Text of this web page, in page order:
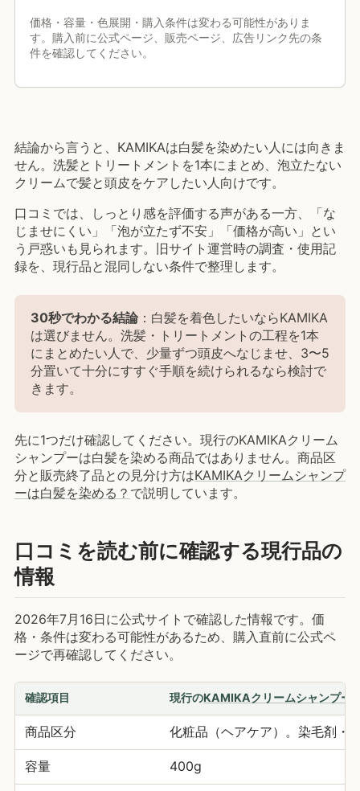
価格・容量・色展開・購入条件は変わる可能性がありま
す。購入前に公式ページ、販売ページ、広告リンク先の条
件を確認してください。
結論から言うと、KAMIKAは白髪を染めたい人には向きま
せん。洗髪とトリートメントを1本にまとめ、泡立たない
クリームで髪と頭皮をケアしたい人向けです。
口コミでは、しっとり感を評価する声がある一方、「な
じませにくい」「泡が立たず不安」「価格が高い」とい
う戸惑いも見られます。旧サイト運営時の調査・使用記
録を、現行品と混同しない条件で整理します。
30秒でわかる結論：白髪を着色したいならKAMIKA
は選びません。洗髪・トリートメントの工程を1本
にまとめたい人で、少量ずつ頭皮へなじませ、3〜5
分置いて十分にすすぐ手順を続けられるなら検討で
きます。
先に1つだけ確認してください。現行のKAMIKAクリーム
シャンプーは白髪を染める商品ではありません。商品区
分と販売終了品との見分け方はKAMIKAクリームシャンプ
ーは白髪を染める？ で説明しています。
口コミを読む前に確認する現行品の
情報
2026年7月16日に公式サイトで確認した情報です。価
格・条件は変わる可能性があるため、購入直前に公式ペ
ージで再確認してください。
確認項目 現行のKAMIKAクリームシャンプー
商品区分 化粧品（ヘアケア）。染毛剤・
容量 400g